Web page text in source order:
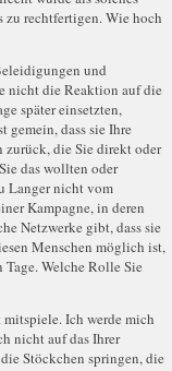
zu rechtfertigen. Wie hoch
und
nicht die Reaktion auf die
später einsetzten,
gemein, dass sie Ihre
zurück, die Sie direkt oder
das wollten oder
Langer nicht vom
Kampagne, in deren
Netzwerke gibt, dass sie
Menschen möglich ist,
Welche Rolle Sie
Ich werde mich
nicht auf das Ihrer
Stöckchen springen, die